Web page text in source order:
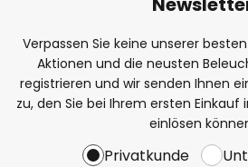
Verpassen Sie keine unserer
Aktionen und die neusten
registrieren und wir senden Ihnen
zu, den Sie bei Ihrem ersten
einlösen
Privatkunde